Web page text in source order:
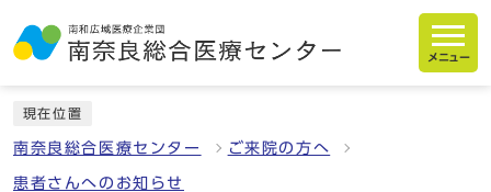
メニュー
現在位置
南奈良総合医療センター ご来院の方へ
患者さんへのお知らせ